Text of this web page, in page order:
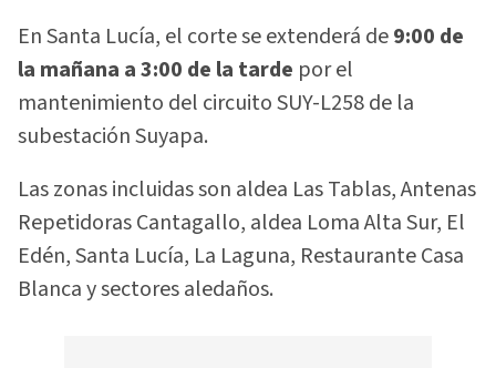
En Santa Lucía, el corte se extenderá de9:00 de
la mañana a 3:00 de la tarde por el
mantenimiento del circuito SUY-L258 de la
subestación Suyapa.
Las zonas incluidas son aldea Las Tablas, Antenas
Repetidoras Cantagallo, aldea Loma Alta Sur, El
Edén, Santa Lucía, La Laguna, Restaurante Casa
Blanca y sectores aledaños.